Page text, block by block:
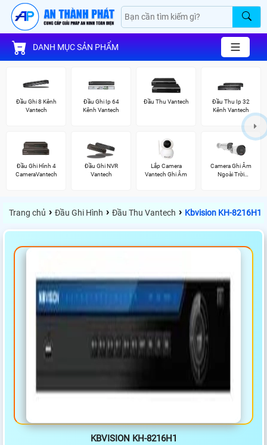
DANH MỤC SẢN PHẨM
Đầu Ghi 8 Kênh
Vantech
Đầu Ghi Ip 64
Kênh Vantech
Đầu Thu Vantech
Đầu Thu Ip 32
Kênh Vantech
Đầu Ghi Hình 4
CameraVantech
Đầu Ghi NVR
Vantech
Lắp Camera
Vantech Ghi Âm
Camera Ghi Âm
Ngoài Trời
Trang chủ › Đầu Ghi Hình › Đầu Thu Vantech › Kbvision KH-8216H1
KBVISION KH-8216H1